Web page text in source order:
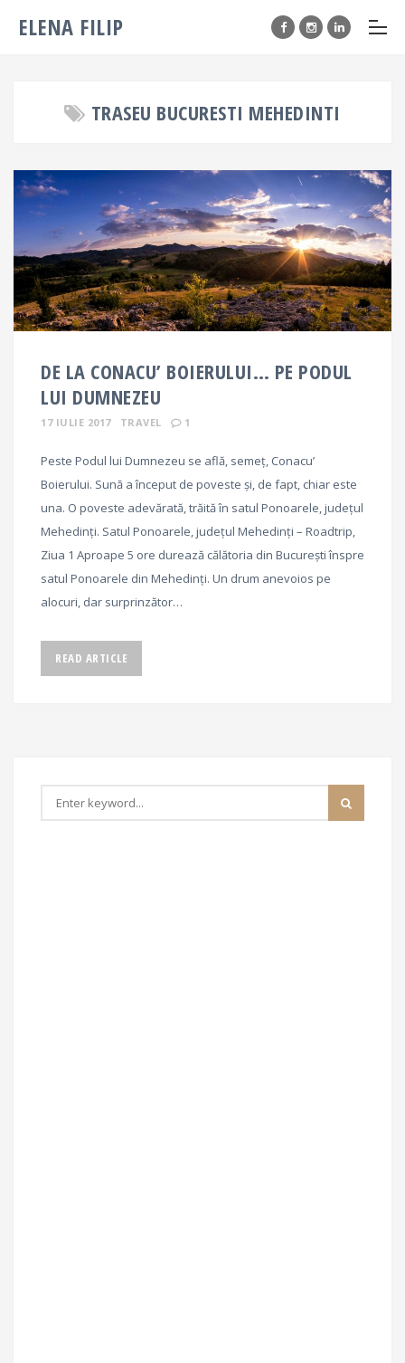
ELENA FILIP
TRASEU BUCURESTI MEHEDINTI
DE LA CONACU’ BOIERULUI… PE PODUL
LUI DUMNEZEU
17 IULIE 2017 TRAVEL 1
Peste Podul lui Dumnezeu se află, semeț, Conacu’
Boierului. Sună a început de poveste și, de fapt, chiar este
una. O poveste adevărată, trăită în satul Ponoarele, județul
Mehedinți. Satul Ponoarele, județul Mehedinți – Roadtrip,
Ziua 1 Aproape 5 ore durează călătoria din București înspre
satul Ponoarele din Mehedinți. Un drum anevoios pe
alocuri, dar surprinzător…
READ ARTICLE